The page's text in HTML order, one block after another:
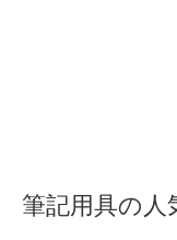
筆記用具の